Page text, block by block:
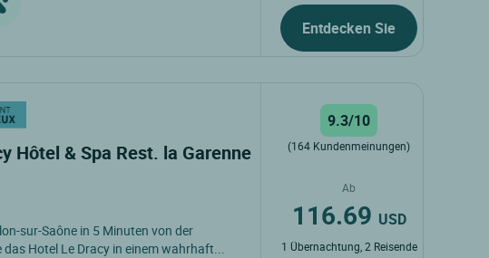
Entdecken Sie
Hôtel & Spa Rest. la Garenne
sur-Saône in 5 Minuten von der
Hotel Le Dracy in einem wahrhaft...
9.3/10
(164 Kundenmeinungen)
Ab
116.69 USD
1 Übernachtung, 2 Reisende